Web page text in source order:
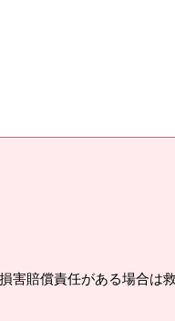
害賠償責任がある場合は